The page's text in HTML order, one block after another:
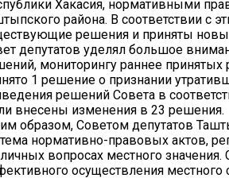
Хакасия, нормативными
района. В соответствии с
решения и приняты
депутатов уделял большое
мониторингу раннее
1 решение о признании
решений Совета в
внесены изменения в 23 решения.
образом, Советом депутатов
нормативно-правовых актов,
вопросах местного
осуществления